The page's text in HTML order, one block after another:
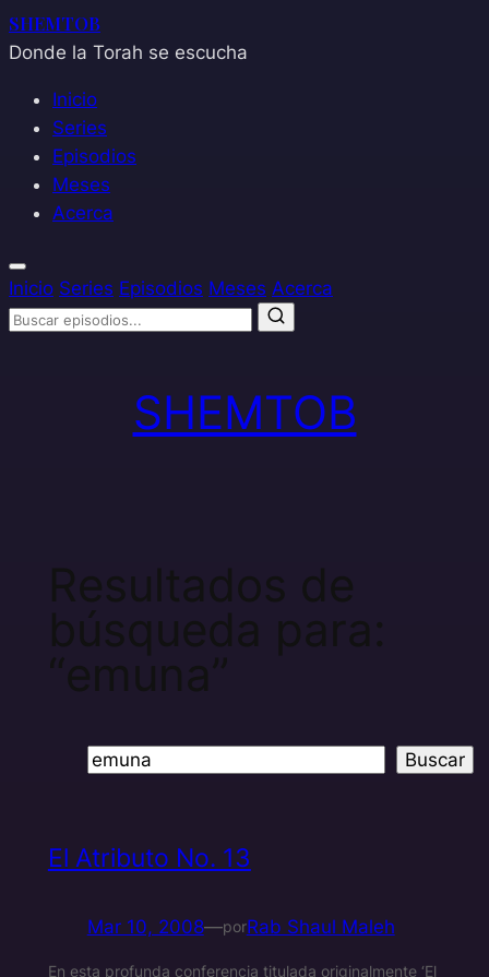
SHEMTOB
Donde la Torah se escucha
Inicio
Series
Episodios
Meses
Acerca
Inicio Series Episodios Meses Acerca
SHEMTOB
Resultados de
búsqueda para:
“emuna”
Buscar Buscar
El Atributo No. 13
Mar 10, 2008—porRab Shaul Maleh
En esta profunda conferencia titulada originalmente ‘El